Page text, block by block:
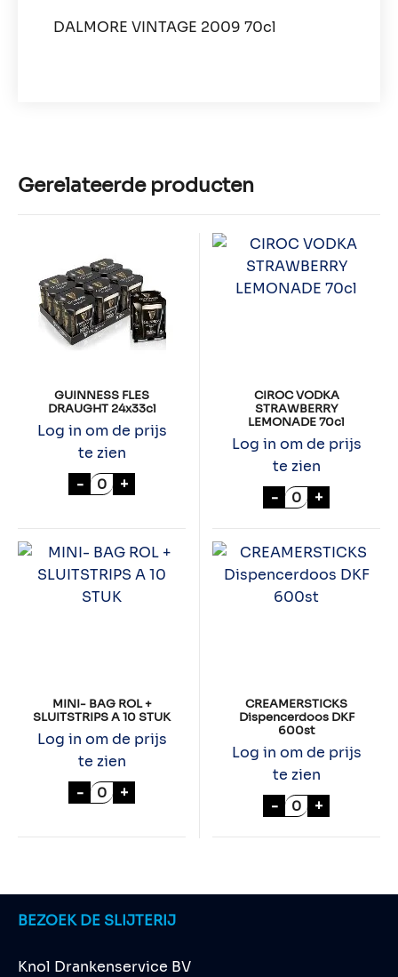
DALMORE VINTAGE 2009 70cl
Gerelateerde producten
GUINNESS FLES
DRAUGHT 24x33cl
Log in om de prijs
te zien
- GUINNESS FLES DRAUGHT 24x33cl aantal
+
CIROC VODKA
STRAWBERRY
LEMONADE 70cl
Log in om de prijs
te zien
- CIROC VODKA
+
MINI- BAG ROL +
SLUITSTRIPS A 10 STUK
Log in om de prijs
te zien
- MINI- BAG ROL + SLUITSTRIPS A 10 STUK
+
CREAMERSTICKS
Dispencerdoos DKF
600st
Log in om de prijs
te zien
-
+
BEZOEK DE SLIJTERIJ
Knol Drankenservice BV